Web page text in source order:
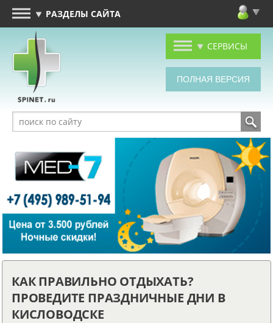
РАЗДЕЛЫ САЙТА
СЕРВИСЫ
КАК ПРАВИЛЬНО ОТДЫХАТЬ?
ПРОВЕДИТЕ ПРАЗДНИЧНЫЕ ДНИ В
КИСЛОВОДСКЕ